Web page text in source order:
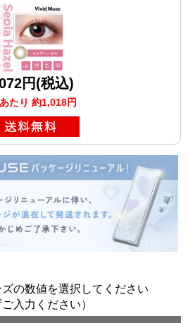
円(税込)
たり 約1,018円
の数値を選択してください
ご入力ください）